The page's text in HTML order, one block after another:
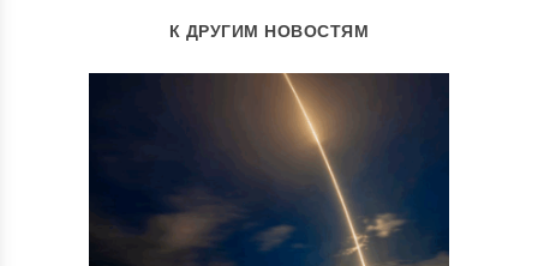
К ДРУГИМ НОВОСТЯМ